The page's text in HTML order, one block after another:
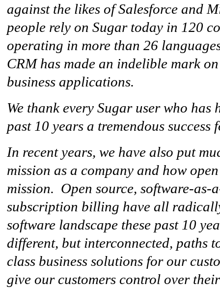
against the likes of Salesforce and
people rely on Sugar today in 120
operating in more than 26
CRM has made an indelible mark
business applications.
We thank every Sugar user who has
past 10 years a tremendous success
In recent years, we have also put
mission as a company and how
mission. Open source, software-as-
subscription billing have all
software landscape these past 10
different, but interconnected, paths
class business solutions for our
give our customers control over